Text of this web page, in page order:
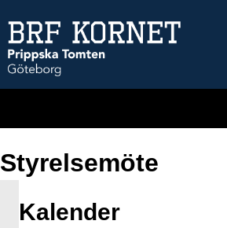
Styrelsemöte
Kalender